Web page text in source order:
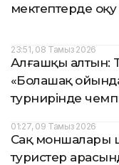
мектептерде
23:51, 08 Тамыз 2026
Алғашқы алтын:
«Болашақ
турнирінде
01:27, 09 Тамыз 2026
Сақ моншалары
туристер